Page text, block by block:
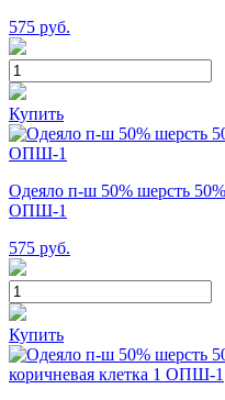
575 руб.
Купить
Одеяло п-ш 50% шерсть
ОПШ-1
575 руб.
Купить